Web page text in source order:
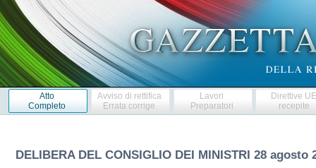
Atto
Completo
Avviso di rettifica
Errata corrige
Lavori
Preparatori
Direttive
recepite
DELIBERA DEL CONSIGLIO DEI MINISTRI 28 agosto